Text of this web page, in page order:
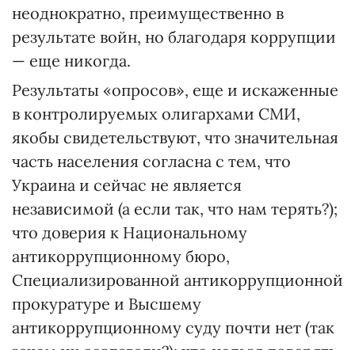
неоднократно, преимущественно в
результате войн, но благодаря коррупции
— еще никогда.
Результаты «опросов», еще и искаженные
в контролируемых олигархами СМИ,
якобы свидетельствуют, что значительная
часть населения согласна с тем, что
Украина и сейчас не является
независимой (а если так, что нам терять?);
что доверия к Национальному
антикоррупционному бюро,
Специализированной антикоррупционной
прокуратуре и Высшему
антикоррупционному суду почти нет (так